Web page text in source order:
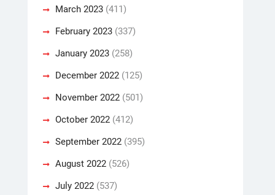
March 2023 (411)
February 2023 (337)
January 2023 (258)
December 2022 (125)
November 2022 (501)
October 2022 (412)
September 2022 (395)
August 2022 (526)
July 2022 (537)